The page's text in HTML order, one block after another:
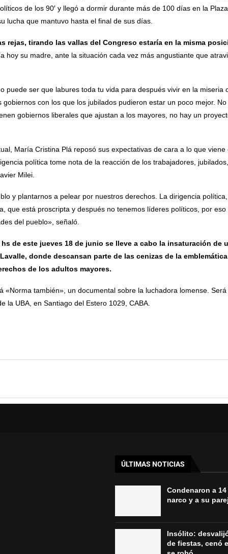
de los 90′ y llegó a dormir durante más de 100 días en la
lucha que mantuvo hasta el final de sus días.
rejas, tirando las vallas del Congreso estaría en la misma
hoy su madre, ante la situación cada vez más angustiante que
puede ser que labures toda tu vida para después vivir en la miseria
con los que los jubilados pudieron estar un poco mejor.
gobiernos liberales que ajustan a los mayores, no hay un
María Cristina Plá reposó sus expectativas de cara a lo que
política tome nota de la reacción de los trabajadores,
Milei.
y plantarnos a pelear por nuestros derechos. La dirigencia
que está proscripta y después no tenemos líderes políticos, por
del pueblo», señaló.
hs de este jueves 18 de junio se lleve a cabo la insaturación de
donde descansan parte de las cenizas de la
de los adultos mayores.
«Norma también», un documental sobre la luchadora lomense.
la UBA, en Santiago del Estero 1029, CABA.
ÚLTIMAS NOTICIAS
Condenaron a
narco y a su
Insólito:
de fiestas, cenó